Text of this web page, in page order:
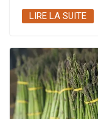
LIRE LA SUITE